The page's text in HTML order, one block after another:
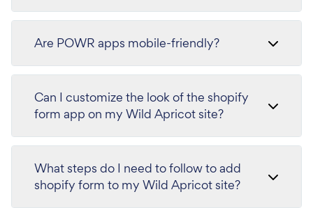
Are POWR apps mobile-friendly?
Can I customize the look of the shopify
form app on my Wild Apricot site?
What steps do I need to follow to add
shopify form to my Wild Apricot site?